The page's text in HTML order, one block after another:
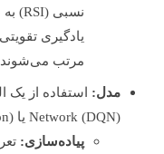
یادگیری تقویتی.
مرتب می‌شوند.
مدل:
Network (DQN) یا PPO (Proximal Policy Optimization).
پیاده‌سازی: